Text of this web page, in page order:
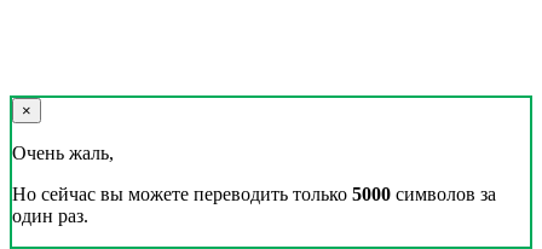
×
Очень жаль,
Но сейчас вы можете переводить только 5000 символов за
один раз.